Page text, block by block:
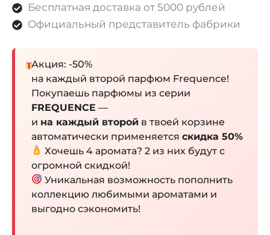
Бесплатная доставка от 5000 рублей
Официальный представитель фабрики
Акция: -50%
на каждый второй парфюм Frequence!
Покупаешь парфюмы из серии
FREQUENCE —
и на каждый второйв твоей корзине
автоматически применяется скидка 50%
Хочешь 4 аромата? 2 из них будут с
огромной скидкой!
Уникальная возможность пополнить
коллекцию любимыми ароматами и
выгодно сэкономить!